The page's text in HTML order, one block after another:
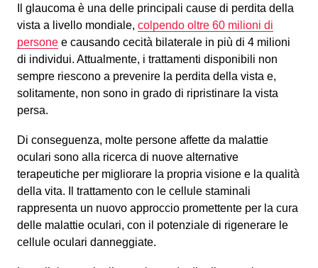
Il glaucoma è una delle principali cause di perdita della
vista a livello mondiale, colpendo oltre 60 milioni di
persone e causando cecità bilaterale in più di 4 milioni
di individui. Attualmente, i trattamenti disponibili non
sempre riescono a prevenire la perdita della vista e,
solitamente, non sono in grado di ripristinare la vista
persa.
Di conseguenza, molte persone affette da malattie
oculari sono alla ricerca di nuove alternative
terapeutiche per migliorare la propria visione e la qualità
della vita. Il trattamento con le cellule staminali
rappresenta un nuovo approccio promettente per la cura
delle malattie oculari, con il potenziale di rigenerare le
cellule oculari danneggiate.